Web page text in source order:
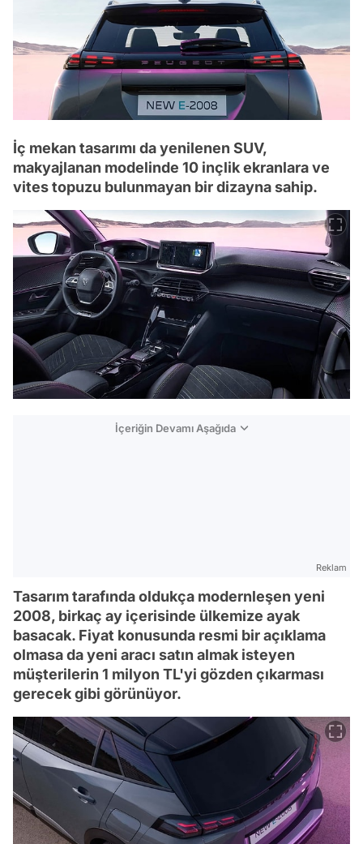
İç mekan tasarımı da yenilenen SUV,
makyajlanan modelinde 10 inçlik ekranlara ve
vites topuzu bulunmayan bir dizayna sahip.
İçeriğin Devamı Aşağıda
Reklam
Tasarım tarafında oldukça modernleşen yeni
2008, birkaç ay içerisinde ülkemize ayak
basacak. Fiyat konusunda resmi bir açıklama
olmasa da yeni aracı satın almak isteyen
müşterilerin 1 milyon TL'yi gözden çıkarması
gerecek gibi görünüyor.